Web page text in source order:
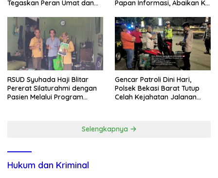
Tegaskan Peran Umat dan
Kondusivitas Wilayah
Papan Informasi, Abaikan K3,
Tanggung Jawab
RSUD Syuhada Haji Blitar
Pererat Silaturahmi dengan
Pasien Melalui Program
Gencar Patroli Dini Hari,
Polsek Bekasi Barat Tutup
Celah Kejahatan Jalanan
Selengkapnya
Hukum dan Kriminal